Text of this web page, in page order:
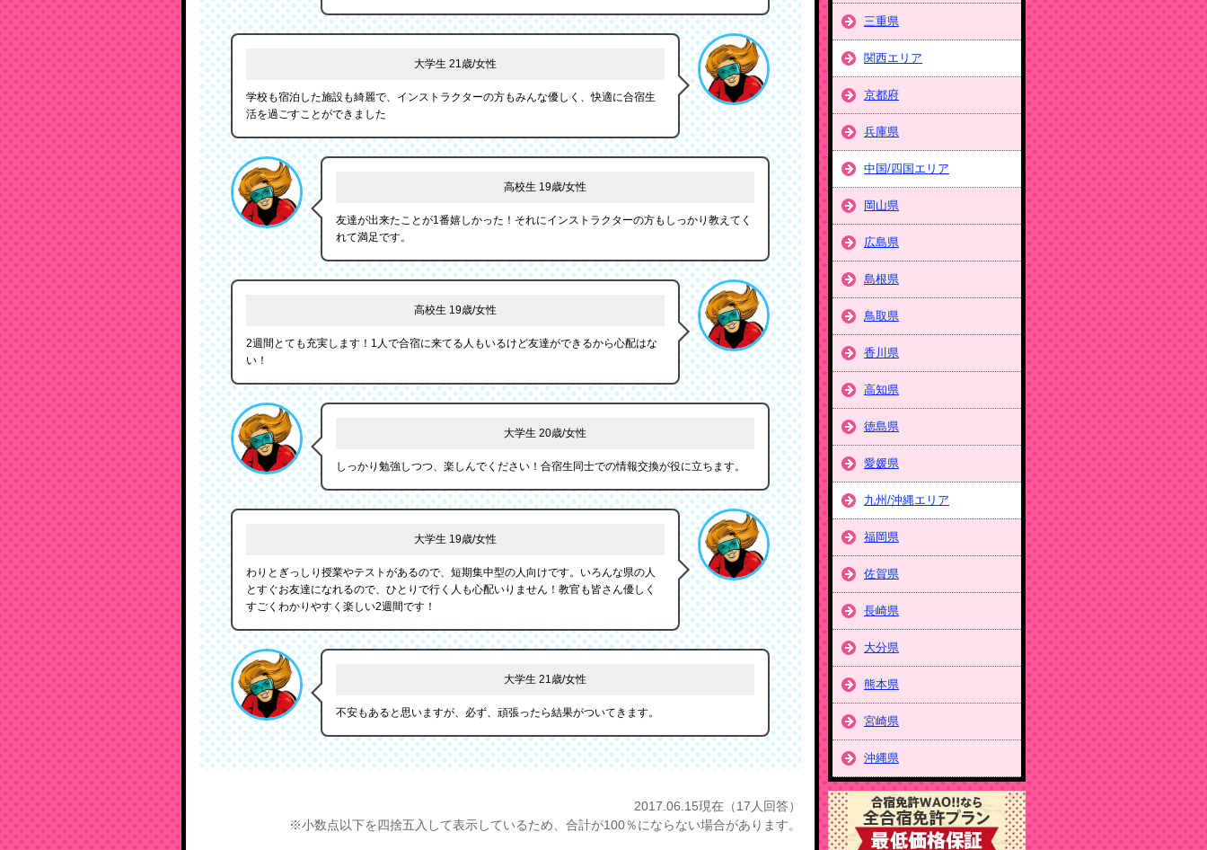
大学生 21歳/女性
学校も宿泊した施設も綺麗で、インストラクターの方もみんな優しく、快適に合宿生
活を過ごすことができました
高校生 19歳/女性
友達が出来たことが1番嬉しかった！それにインストラクターの方もしっかり教えてく
れて満足です。
高校生 19歳/女性
2週間とても充実します！1人で合宿に来てる人もいるけど友達ができるから心配はな
い！
大学生 20歳/女性
しっかり勉強しつつ、楽しんでください！合宿生同士での情報交換が役に立ちます。
大学生 19歳/女性
わりとぎっしり授業やテストがあるので、短期集中型の人向けです。いろんな県の人
とすぐお友達になれるので、ひとりで行く人も心配いりません！教官も皆さん優しく
すごくわかりやすく楽しい2週間です！
大学生 21歳/女性
不安もあると思いますが、必ず、頑張ったら結果がついてきます。
2017.06.15現在（17人回答）
※小数点以下を四捨五入して表示しているため、合計が100％にならない場合があります。
三重県
関西エリア
京都府
兵庫県
中国/四国エリア
岡山県
広島県
島根県
鳥取県
香川県
高知県
徳島県
愛媛県
九州/沖縄エリア
福岡県
佐賀県
長崎県
大分県
熊本県
宮崎県
沖縄県